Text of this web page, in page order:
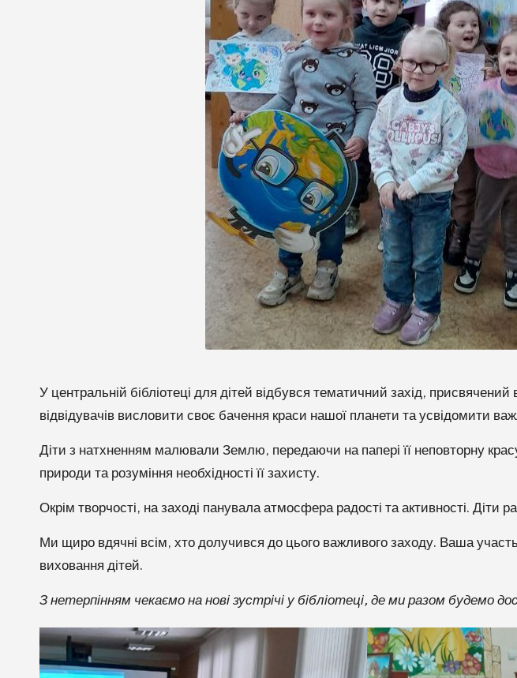
У центральній бібліотеці для дітей відбувся тематичний захід, присвячений
відвідувачів висловити своє бачення краси нашої планети та усвідомити
Діти з натхненням малювали Землю, передаючи на папері її неповторну
природи та розуміння необхідності її захисту.
Окрім творчості, на заході панувала атмосфера радості та активності.
Ми щиро вдячні всім, хто долучився до цього важливого заходу. Ваша
виховання дітей.
З нетерпінням чекаємо на нові зустрічі у бібліотеці, де ми разом будемо
☀